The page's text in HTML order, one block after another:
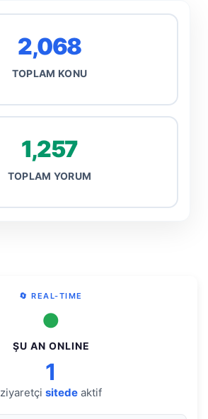
2,068
TOPLAM KONU
1,257
TOPLAM YORUM
🔄 REAL-TIME
●
ŞU AN ONLINE
1
ziyaretçi sitede aktif